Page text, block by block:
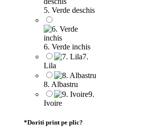
5. Verde deschis
6. Verde inchis
7.
Lila
8. Albastru
9.
Ivoire
*Doriti print pe plic?